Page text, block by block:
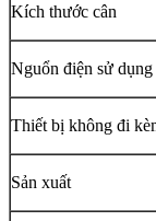
Kích thước cân
Nguổn điện sử dụng
Thiết bị không đi
Sản xuất